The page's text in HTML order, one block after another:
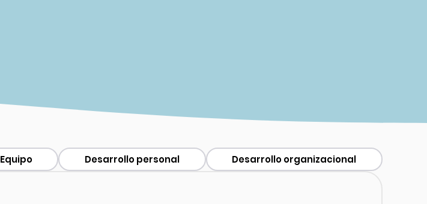
Equipo Desarrollo personal Desarrollo organizacional